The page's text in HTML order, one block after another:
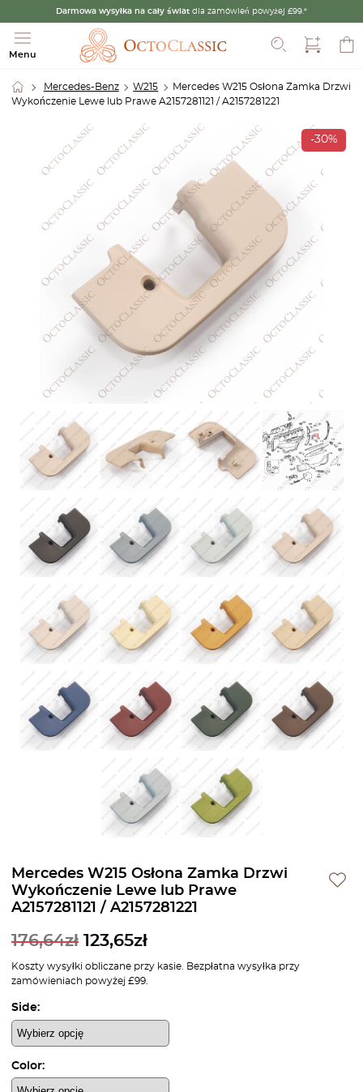
Darmowa wysyłka na cały świat dla zamówień powyżej £99.*
Menu
Szukaj
Mercedes-Benz W215
Mercedes W215 Osłona Zamka Drzwi
Wykończenie Lewe lub Prawe A2157281121 / A2157281221
-30%
Mercedes W215 Osłona Zamka Drzwi
Wykończenie Lewe lub Prawe
A2157281121 / A2157281221
176,64zł 123,65zł
Koszty wysyłki obliczane przy kasie. Bezpłatna wysyłka przy
zamówieniach powyżej £99.
Side:
Color: